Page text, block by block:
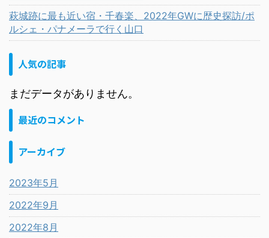
萩城跡に最も近い宿・千春楽、2022年GWに歴史探訪/ポ
ルシェ・パナメーラで行く山口
人気の記事
まだデータがありません。
最近のコメント
アーカイブ
2023年5月
2022年9月
2022年8月